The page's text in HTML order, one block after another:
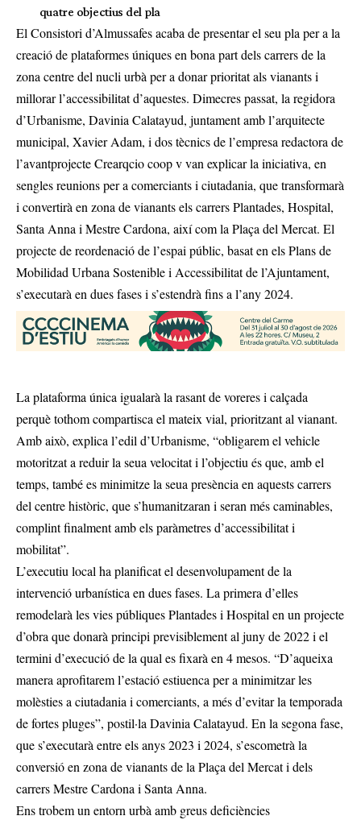
quatre objectius del pla
El Consistori d’Almussafes acaba de presentar el seu pla per a la
creació de plataformes úniques en bona part dels carrers de la
zona centre del nucli urbà per a donar prioritat als vianants i
millorar l’accessibilitat d’aquestes. Dimecres passat, la regidora
d’Urbanisme, Davinia Calatayud, juntament amb l’arquitecte
municipal, Xavier Adam, i dos tècnics de l’empresa redactora de
l’avantprojecte Crearqcio coop v van explicar la iniciativa, en
sengles reunions per a comerciants i ciutadania, que transformarà
i convertirà en zona de vianants els carrers Plantades, Hospital,
Santa Anna i Mestre Cardona, així com la Plaça del Mercat. El
projecte de reordenació de l’espai públic, basat en els Plans de
Mobilidad Urbana Sostenible i Accessibilitat de l’Ajuntament,
s’executarà en dues fases i s’estendrà fins a l’any 2024.
La plataforma única igualarà la rasant de voreres i calçada
perquè tothom compartisca el mateix vial, prioritzant al vianant.
Amb això, explica l’edil d’Urbanisme, “obligarem el vehicle
motoritzat a reduir la seua velocitat i l’objectiu és que, amb el
temps, també es minimitze la seua presència en aquests carrers
del centre històric, que s’humanitzaran i seran més caminables,
complint finalment amb els paràmetres d’accessibilitat i
mobilitat”.
L’executiu local ha planificat el desenvolupament de la
intervenció urbanística en dues fases. La primera d’elles
remodelarà les vies públiques Plantades i Hospital en un projecte
d’obra que donarà principi previsiblement al juny de 2022 i el
termini d’execució de la qual es fixarà en 4 mesos. “D’aqueixa
manera aprofitarem l’estació estiuenca per a minimitzar les
molèsties a ciutadania i comerciants, a més d’evitar la temporada
de fortes pluges”, postil·la Davinia Calatayud. En la segona fase,
que s’executarà entre els anys 2023 i 2024, s’escometrà la
conversió en zona de vianants de la Plaça del Mercat i dels
carrers Mestre Cardona i Santa Anna.
Ens trobem un entorn urbà amb greus deficiències